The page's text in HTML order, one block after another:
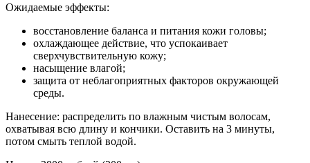
Ожидаемые эффекты:
восстановление баланса и питания кожи головы;
охлаждающее действие, что успокаивает
сверхчувствительную кожу;
насыщение влагой;
защита от неблагоприятных факторов окружающей
среды.
Нанесение: распределить по влажным чистым волосам,
охватывая всю длину и кончики. Оставить на 3 минуты,
потом смыть теплой водой.